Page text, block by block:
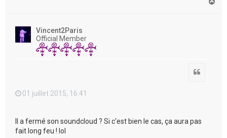
Vincent2Paris
Official Member
01 juillet 2015, 16:41
Il a fermé son soundcloud ? Si c'est bien le cas, ça aura pas
fait long feu ! lol